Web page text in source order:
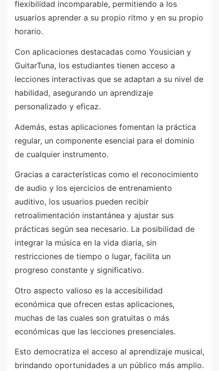
flexibilidad incomparable, permitiendo a los
usuarios aprender a su propio ritmo y en su propio
horario.
Con aplicaciones destacadas como Yousician y
GuitarTuna, los estudiantes tienen acceso a
lecciones interactivas que se adaptan a su nivel de
habilidad, asegurando un aprendizaje
personalizado y eficaz.
Además, estas aplicaciones fomentan la práctica
regular, un componente esencial para el dominio
de cualquier instrumento.
Gracias a características como el reconocimiento
de audio y los ejercicios de entrenamiento
auditivo, los usuarios pueden recibir
retroalimentación instantánea y ajustar sus
prácticas según sea necesario. La posibilidad de
integrar la música en la vida diaria, sin
restricciones de tiempo o lugar, facilita un
progreso constante y significativo.
Otro aspecto valioso es la accesibilidad
económica que ofrecen estas aplicaciones,
muchas de las cuales son gratuitas o más
económicas que las lecciones presenciales.
Esto democratiza el acceso al aprendizaje musical,
brindando oportunidades a un público más amplio.